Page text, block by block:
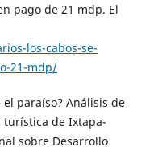
pago de 21 mdp. El
los-cabos-se-
21-mdp/
el paraíso? Análisis de
turística de Ixtapa-
sobre Desarrollo